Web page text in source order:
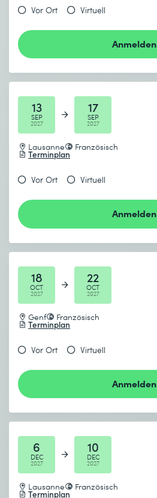
Vor Ort Virtuell
Anmelden
13
SEP
2027
17
SEP
2027
Lausanne Französisch
Terminplan
Vor Ort Virtuell
Anmelden
18
OCT
2027
22
OCT
2027
Genf Französisch
Terminplan
Vor Ort Virtuell
Anmelden
6
DEC
2027
10
DEC
2027
Lausanne Französisch
Terminplan